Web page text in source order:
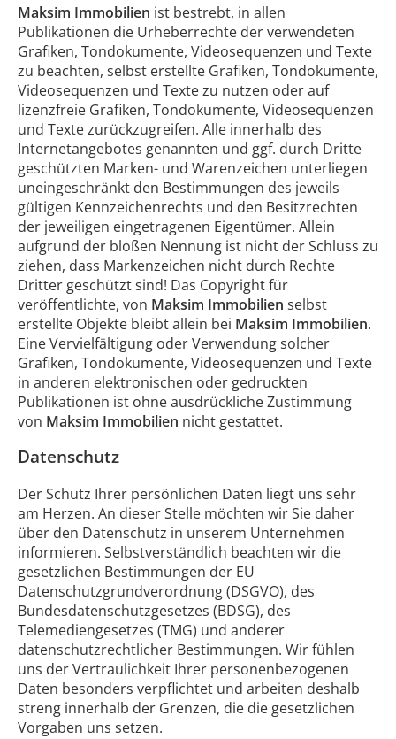
Maksim Immobilien ist bestrebt, in allen
Publikationen die Urheberrechte der verwendeten
Grafiken, Tondokumente, Videosequenzen und Texte
zu beachten, selbst erstellte Grafiken, Tondokumente,
Videosequenzen und Texte zu nutzen oder auf
lizenzfreie Grafiken, Tondokumente, Videosequenzen
und Texte zurückzugreifen. Alle innerhalb des
Internetangebotes genannten und ggf. durch Dritte
geschützten Marken- und Warenzeichen unterliegen
uneingeschränkt den Bestimmungen des jeweils
gültigen Kennzeichenrechts und den Besitzrechten
der jeweiligen eingetragenen Eigentümer. Allein
aufgrund der bloßen Nennung ist nicht der Schluss zu
ziehen, dass Markenzeichen nicht durch Rechte
Dritter geschützt sind! Das Copyright für
veröffentlichte, von Maksim Immobilien selbst
erstellte Objekte bleibt allein bei Maksim Immobilien.
Eine Vervielfältigung oder Verwendung solcher
Grafiken, Tondokumente, Videosequenzen und Texte
in anderen elektronischen oder gedruckten
Publikationen ist ohne ausdrückliche Zustimmung
von Maksim Immobilien nicht gestattet.
Datenschutz
Der Schutz Ihrer persönlichen Daten liegt uns sehr
am Herzen. An dieser Stelle möchten wir Sie daher
über den Datenschutz in unserem Unternehmen
informieren. Selbstverständlich beachten wir die
gesetzlichen Bestimmungen der EU
Datenschutzgrundverordnung (DSGVO), des
Bundesdatenschutzgesetzes (BDSG), des
Telemediengesetzes (TMG) und anderer
datenschutzrechtlicher Bestimmungen. Wir fühlen
uns der Vertraulichkeit Ihrer personenbezogenen
Daten besonders verpflichtet und arbeiten deshalb
streng innerhalb der Grenzen, die die gesetzlichen
Vorgaben uns setzen.